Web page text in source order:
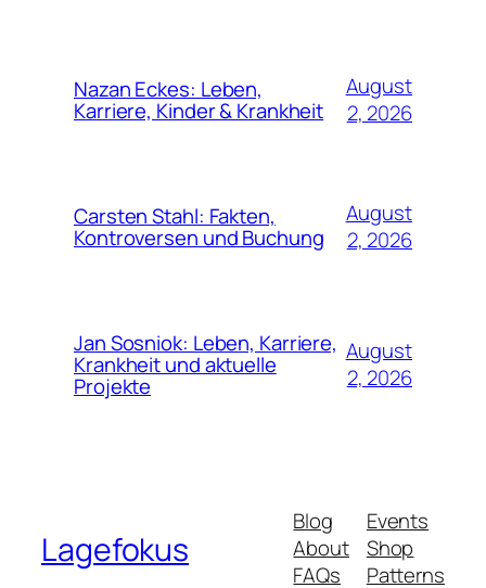
Nazan Eckes: Leben,
Karriere, Kinder & Krankheit
August
2, 2026
Carsten Stahl: Fakten,
Kontroversen und Buchung
August
2, 2026
Jan Sosniok: Leben, Karriere,
Krankheit und aktuelle
Projekte
August
2, 2026
Lagefokus
Blog
About
FAQs
Events
Shop
Patterns